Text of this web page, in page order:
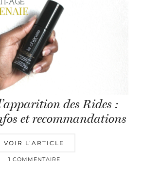
des Rides :
et recommandations
VOIR L’ARTICLE
1 COMMENTAIRE